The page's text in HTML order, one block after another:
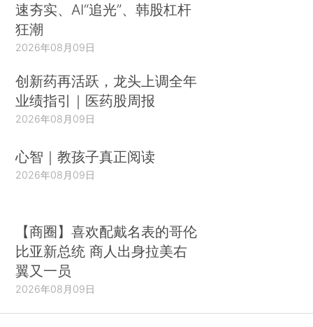
速夯实、AI“追光”、韩股杠杆
狂潮
2026年08月09日
创新药再活跃，龙头上调全年
业绩指引｜医药股周报
2026年08月09日
心智｜教孩子真正阅读
2026年08月09日
【商圈】喜欢配戴名表的哥伦
比亚新总统 商人出身拉美右
翼又一员
2026年08月09日